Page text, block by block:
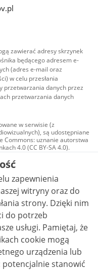
zawierać adresy skrzynek
będącego adresem e-
(adres e-mail oraz
w celu przesłania
przetwarzania danych przez
przetwarzania danych
w serwisie (z
są udostępniane
Commons: uznanie autorstwa
4.0 (CC BY-SA 4.0).
w tym zdjęcia, materiały
na licencji typu
autorstwa użycie
zależnych 4.0 (CC BY-
to stwierdzone inaczej.
zapewnienia
witryny oraz do
Dzięki nim
do potrzeb
Pamiętaj, że
cookie mogą
urządzenia lub
potencjalnie stanowić